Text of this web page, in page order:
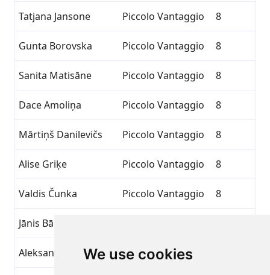
We use cookies
Tatjana Jansone Piccolo Vantaggio 8
Gunta Borovska Piccolo Vantaggio 8
Sanita Matisāne Piccolo Vantaggio 8
Dace Amoliņa Piccolo Vantaggio 8
Mārtiņš Danilevičs Piccolo Vantaggio 8
Alise Griķe Piccolo Vantaggio 8
Valdis Čunka Piccolo Vantaggio 8
Jānis Bārtulis
Aleksandrs Kangurs Piccolo Vantaggio